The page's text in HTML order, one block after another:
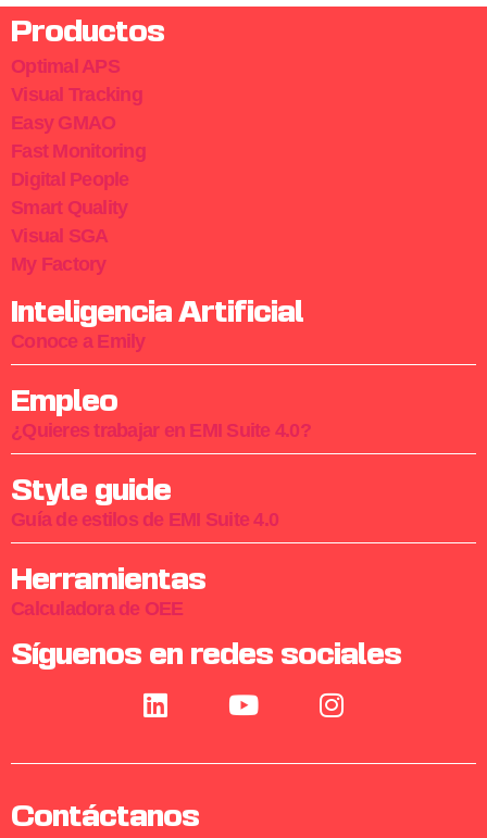
Productos
Optimal APS
Visual Tracking
Easy GMAO
Fast Monitoring
Digital People
Smart Quality
Visual SGA
My Factory
Inteligencia Artificial
Conoce a Emily
Empleo
¿Quieres trabajar en EMI Suite 4.0?
Style guide
Guía de estilos de EMI Suite 4.0
Herramientas
Calculadora de OEE
Síguenos en redes sociales
Contáctanos